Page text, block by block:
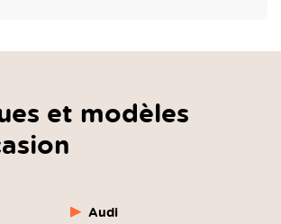
et modèles
Audi